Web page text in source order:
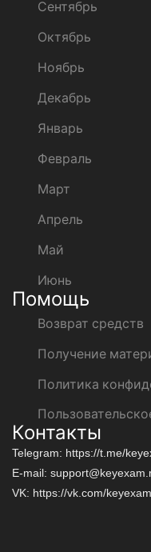
Сентябрь
Октябрь
Ноябрь
Декабрь
Январь
Февраль
Март
Апрель
Май
Июнь
Помощь
Возврат средств
Получение
Политика
Контакты
Telegram: https://t.me/
E-mail:
VK: https://vk.com/